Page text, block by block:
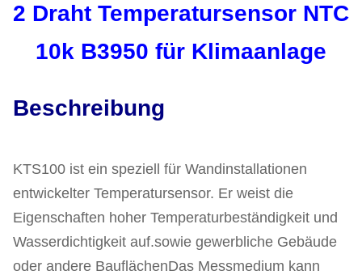
2 Draht Temperatursensor NTC
10k B3950 für Klimaanlage
Beschreibung
KTS100 ist ein speziell für Wandinstallationen
entwickelter Temperatursensor. Er weist die
Eigenschaften hoher Temperaturbeständigkeit und
Wasserdichtigkeit auf.sowie gewerbliche Gebäude
oder andere BauflächenDas Messmedium kann